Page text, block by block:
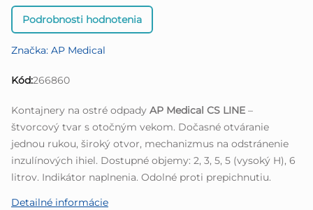
Priemerné
hodnotenie
je
0,0
5
hviezdičiek.
Podrobnosti hodnotenia
Značka: AP Medical
Kód:266860
Kontajnery na ostré odpady AP Medical CS LINE –
štvorcový tvar s otočným vekom. Dočasné otváranie
jednou rukou, široký otvor, mechanizmus na odstránenie
inzulínových ihiel. Dostupné objemy: 2, 3, 5, 5 (vysoký H), 6
litrov. Indikátor naplnenia. Odolné proti prepichnutiu.
Detailné informácie